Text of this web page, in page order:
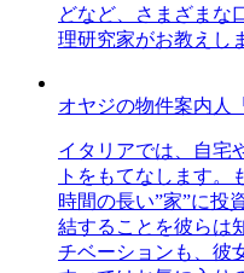
どなど、さまざまな
理研究家がお教えし
オヤジの物件案内人
イタリアでは、自宅
トをもてなします。
時間の長い”家”に投
結することを彼らは
チベーションも、彼